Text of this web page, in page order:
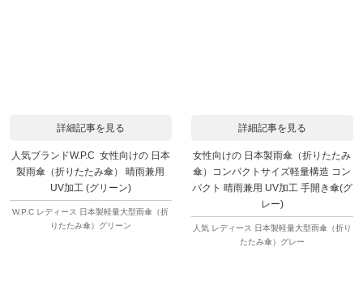
詳細記事を見る
人気ブランドW.P.C 女性向けの 日本
製雨傘（折りたたみ傘） 晴雨兼用
UV加工 (グリーン)
W.P.C レディース 日本製軽量大型雨傘（折
りたたみ傘）グリーン
詳細記事を見る
女性向けの 日本製雨傘（折りたたみ
傘）コンパクトサイズ軽量構造 コン
パクト 晴雨兼用 UV加工 手開き傘(グ
レー)
人気 レディース 日本製軽量大型雨傘（折り
たたみ傘）グレー